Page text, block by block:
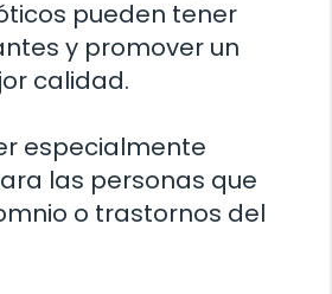
pueden tener
y promover un
calidad.
especialmente
las personas que
o trastornos del